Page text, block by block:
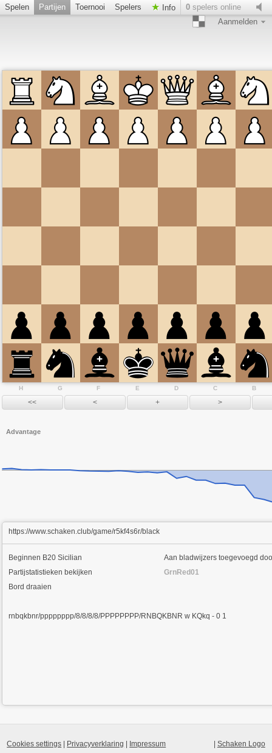
Spelen Partijen Toernooi Spelers Info 0 spelers online
Aanmelden
B
C
D
E
F
G
H
Advantage
https://www.schaken.club/game/r5kf4s6r/black
Aan bladwijzers toegevoegd
GrnRed01
Beginnen B20 Sicilian
Partijstatistieken bekijken
Bord draaien
rnbqkbnr/pppppppp/8/8/8/8/PPPPPPPP/RNBQKBNR w KQkq - 0 1
Schaken Logo
Cookies settings Privacyverklaring
Impressum